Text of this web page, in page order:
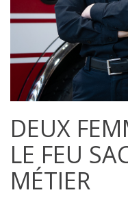
DEUX
LE FEU
MÉTIER